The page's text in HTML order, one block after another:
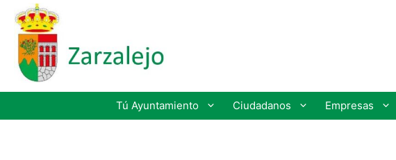
Tú Ayuntamiento Ciudadanos Empresas